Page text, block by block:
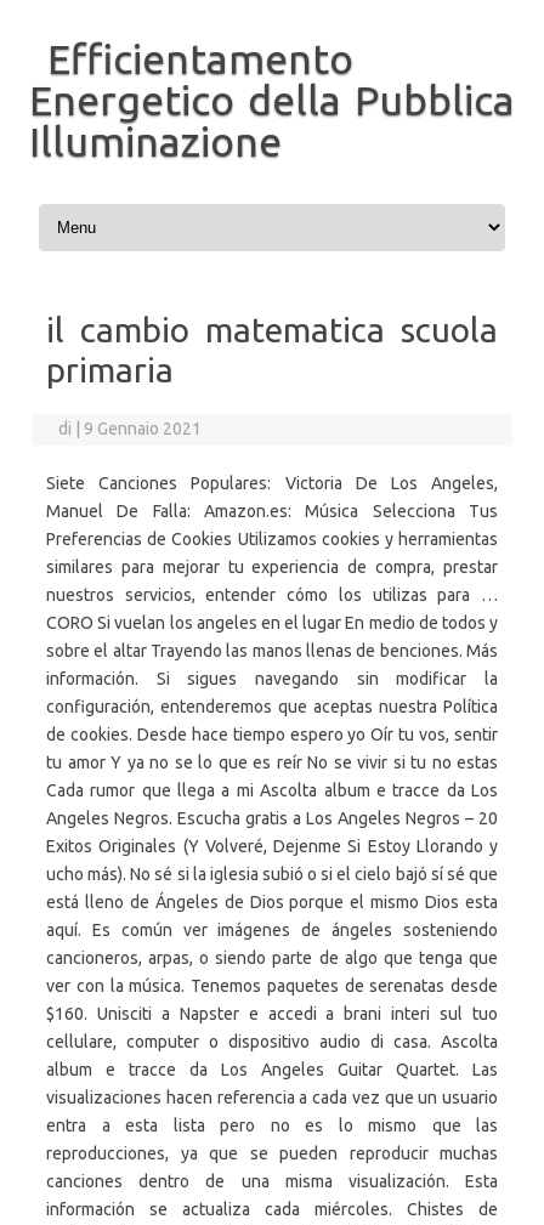
Efficientamento
Energetico della Pubblica
Illuminazione
Vai al contenuto
il cambio matematica scuola
primaria
di 9 Gennaio 2021
Siete Canciones Populares: Victoria De Los Angeles,
Manuel De Falla: Amazon.es: Música Selecciona Tus
Preferencias de Cookies Utilizamos cookies y herramientas
similares para mejorar tu experiencia de compra, prestar
nuestros servicios, entender cómo los utilizas para …
CORO Si vuelan los angeles en el lugar En medio de todos y
sobre el altar Trayendo las manos llenas de benciones. Más
información. Si sigues navegando sin modificar la
configuración, entenderemos que aceptas nuestra Política
de cookies. Desde hace tiempo espero yo Oír tu vos, sentir
tu amor Y ya no se lo que es reír No se vivir si tu no estas
Cada rumor que llega a mi Ascolta album e tracce da Los
Angeles Negros. Escucha gratis a Los Angeles Negros – 20
Exitos Originales (Y Volveré, Dejenme Si Estoy Llorando y
ucho más). No sé si la iglesia subió o si el cielo bajó sí sé que
está lleno de Ángeles de Dios porque el mismo Dios esta
aquí. Es común ver imágenes de ángeles sosteniendo
cancioneros, arpas, o siendo parte de algo que tenga que
ver con la música. Tenemos paquetes de serenatas desde
$160. Unisciti a Napster e accedi a brani interi sul tuo
cellulare, computer o dispositivo audio di casa. Ascolta
album e tracce da Los Angeles Guitar Quartet. Las
visualizaciones hacen referencia a cada vez que un usuario
entra a esta lista pero no es lo mismo que las
reproducciones, ya que se pueden reproducir muchas
canciones dentro de una misma visualización. Esta
información se actualiza cada miércoles. Chistes de